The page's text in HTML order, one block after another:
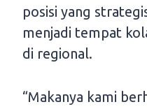
posisi yang
menjadi tempat
di regional.
“Makanya kami